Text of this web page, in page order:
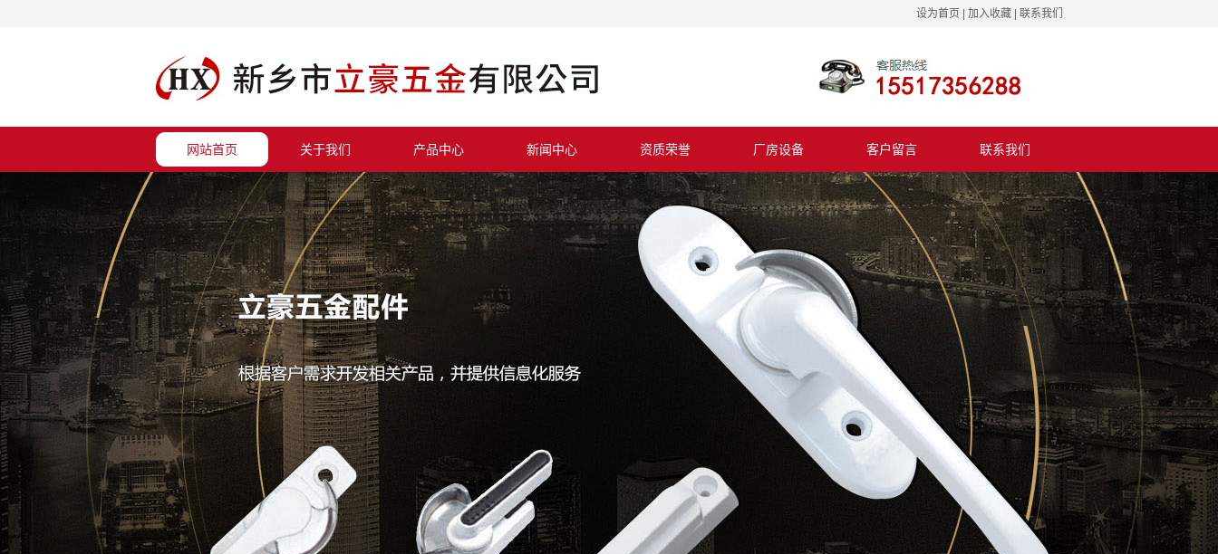
设为首页 加入收藏 联系我们
网站首页 关于我们 产品中心 新闻中心 资质荣誉 厂房设备 客户留言 联系我们